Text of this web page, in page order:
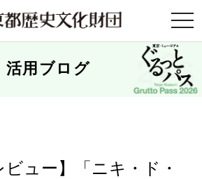
t
o
l
e
n
a
活用ブログ
会レビュー】「ニキ・ド・サンファル展」国立新
ビュー】「ニキ・ド・